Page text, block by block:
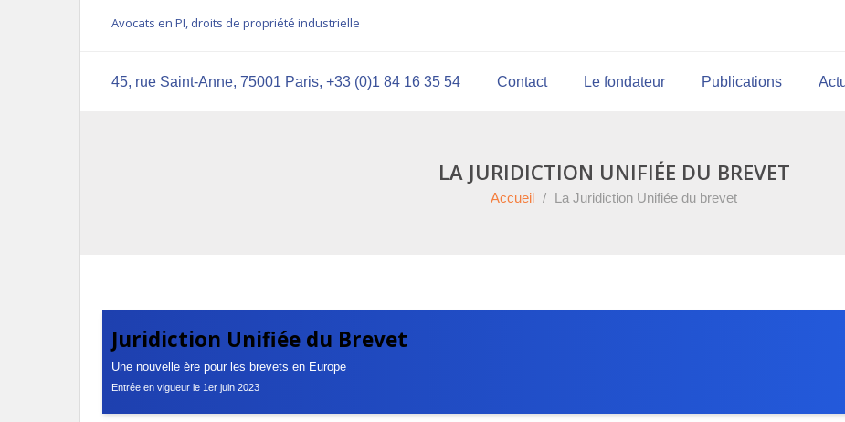
Avocats en PI, droits de propriété industrielle
45, rue Saint-Anne, 75001 Paris, +33 (0)1 84 16 35 54 Contact Le fondateur Publications
LA JURIDICTION UNIFIÉE DU BREVET
Accueil / La Juridiction Unifiée du brevet
Juridiction Unifiée du Brevet
Une nouvelle ère pour les brevets en Europe
Entrée en vigueur le 1er juin 2023